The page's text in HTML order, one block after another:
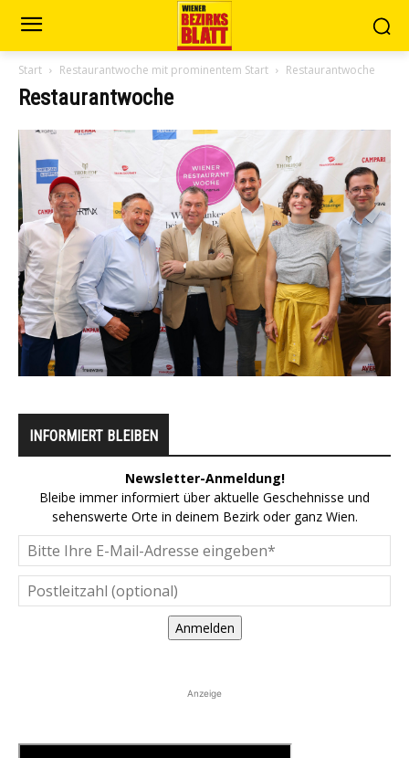
Start Restaurantwoche mit prominentem Start Restaurantwoche
Restaurantwoche
INFORMIERT BLEIBEN
Newsletter-Anmeldung!
Bleibe immer informiert über aktuelle Geschehnisse und
sehenswerte Orte in deinem Bezirk oder ganz Wien.
Anmelden
Anzeige